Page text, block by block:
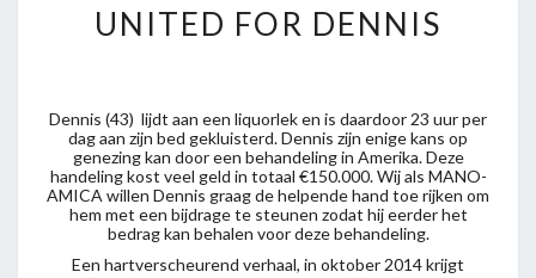
FOR
UNITED FOR DENNIS
Dennis (43) lijdt aan een liquorlek en is daardoor 23 uur per
dag aan zijn bed gekluisterd. Dennis zijn enige kans op
genezing kan door een behandeling in Amerika. Deze
handeling kost veel geld in totaal €150.000. Wij als MANO-
AMICA willen Dennis graag de helpende hand toe rijken om
hem met een bijdrage te steunen zodat hij eerder het
bedrag kan behalen voor deze behandeling.
Een hartverscheurend verhaal, in oktober 2014 krijgt